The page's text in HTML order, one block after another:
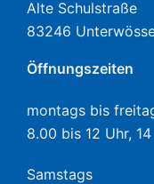
Alte Schulstraße
83246
Öffnungszeiten
montags bis
8.00 bis 12 Uhr,
Samstags